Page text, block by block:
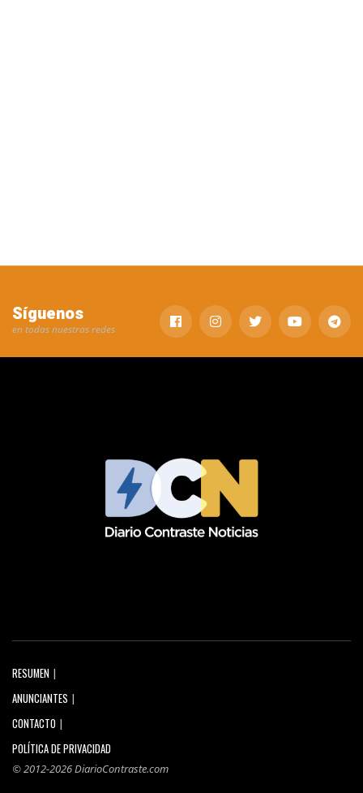
Síguenos
en todas nuestras redes
RESUMEN
ANUNCIANTES
CONTACTO
POLÍTICA DE PRIVACIDAD
© 2012-2026 DiarioContraste.com